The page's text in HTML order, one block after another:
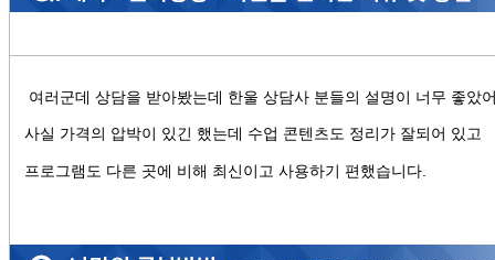
여러군데 상담을 받아봤는데 한울 상담사 분들의 설명이 너무 좋았
사실 가격의 압박이 있긴 했는데 수업 콘텐츠도 정리가 잘되어 있고
프로그램도 다른 곳에 비해 최신이고 사용하기 편했습니다.